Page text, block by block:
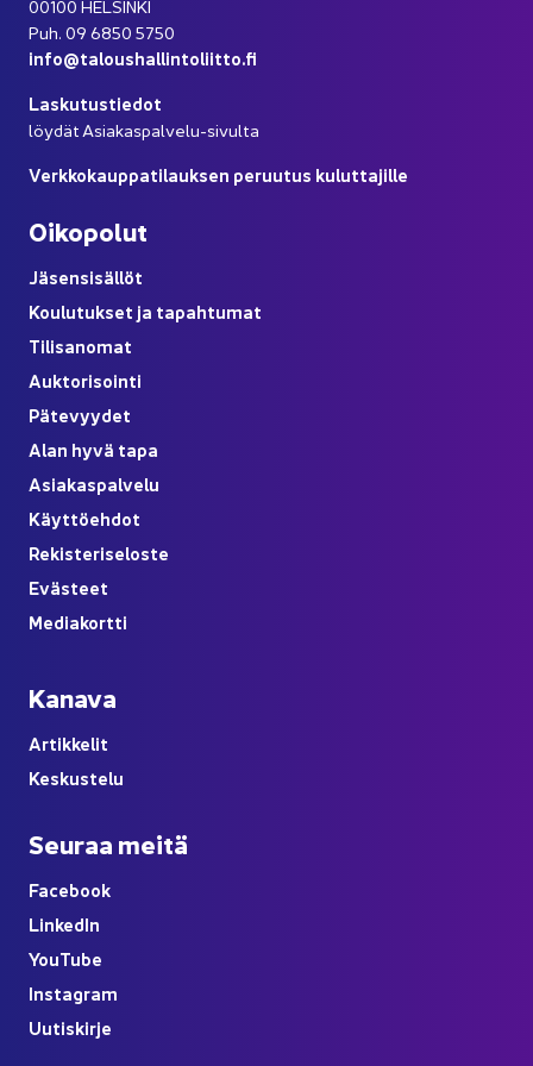
00100 HEL­SIN­KI
Puh. 09 6850 5750
info@ta­lous­hal­lin­to­liit­to.fi
Las­ku­tus­tie­dot
löy­dät Asiakaspalvelu-​sivulta
Verk­ko­kaup­pa­ti­lauk­sen pe­ruu­tus ku­lut­ta­jil­le
Oi­ko­po­lut
Jä­sen­si­säl­löt
Kou­lu­tuk­set ja ta­pah­tu­mat
Ti­li­sa­no­mat
Auk­to­ri­soin­ti
Pä­te­vyy­det
Alan hyvä tapa
Asia­kas­pal­ve­lu
Käyt­tö­eh­dot
Re­kis­te­ri­se­los­te
Eväs­teet
Me­dia­kort­ti
Ka­na­va
Ar­tik­ke­lit
Kes­kus­te­lu
Seu­raa meitä
Face­book
Lin­ke­dIn
YouTube
Ins­ta­gram
Uu­tis­kir­je